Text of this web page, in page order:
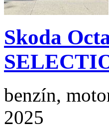
Skoda
benzín,
2025